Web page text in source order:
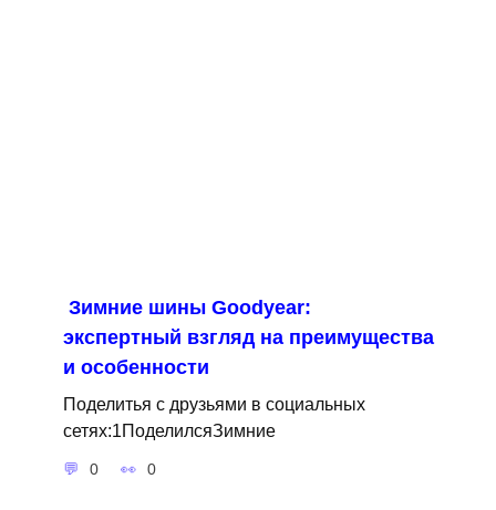
Зимние шины Goodyear:
экспертный взгляд на преимущества
и особенности
Поделитья с друзьями в социальных
сетях:1ПоделилсяЗимние
0 0